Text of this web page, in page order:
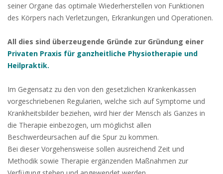
seiner Organe das optimale Wiederherstellen von Funktionen
des Körpers nach Verletzungen, Erkrankungen und Operationen.
All dies sind überzeugende Gründe zur Gründung einer
Privaten Praxis für ganzheitliche Physiotherapie und
Heilpraktik.
Im Gegensatz zu den von den gesetzlichen Krankenkassen
vorgeschriebenen Regularien, welche sich auf Symptome und
Krankheitsbilder beziehen, wird hier der Mensch als Ganzes in
die Therapie einbezogen, um möglichst allen
Beschwerdeursachen auf die Spur zu kommen.
Bei dieser Vorgehensweise sollen ausreichend Zeit und
Methodik sowie Therapie ergänzenden Maßnahmen zur